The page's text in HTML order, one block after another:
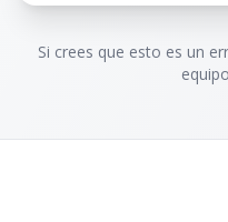
Si crees que esto es un